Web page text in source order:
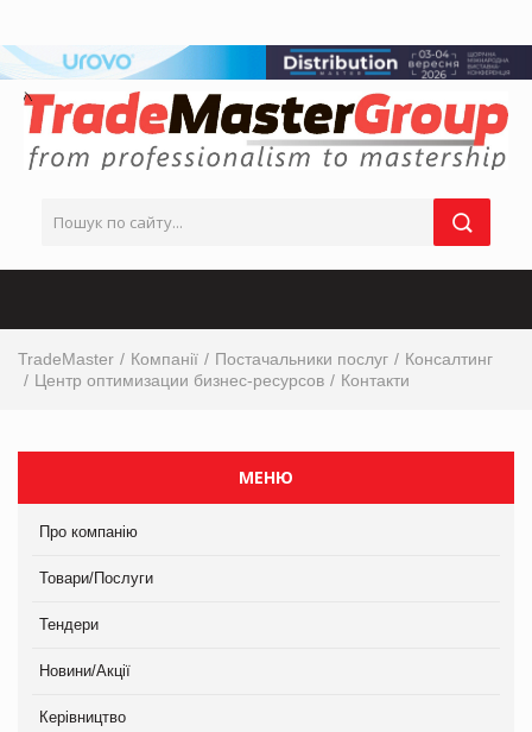
TradeMaster Компанії Постачальники послуг
Консалтинг
Центр оптимизации бизнес-ресурсов
Контакти
МЕНЮ
Про компанію
Товари/Послуги
Тендери
Новини/Акції
Керівництво